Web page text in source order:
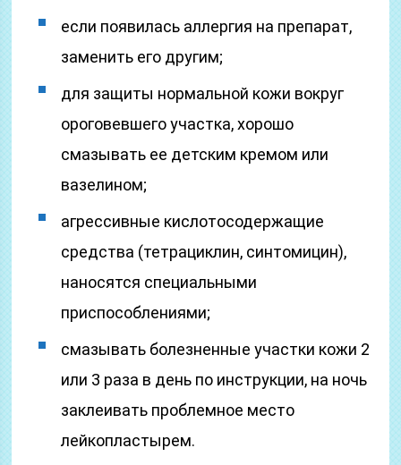
если появилась аллергия на препарат,
заменить его другим;
для защиты нормальной кожи вокруг
ороговевшего участка, хорошо
смазывать ее детским кремом или
вазелином;
агрессивные кислотосодержащие
средства (тетрациклин, синтомицин),
наносятся специальными
приспособлениями;
смазывать болезненные участки кожи 2
или 3 раза в день по инструкции, на ночь
заклеивать проблемное место
лейкопластырем.